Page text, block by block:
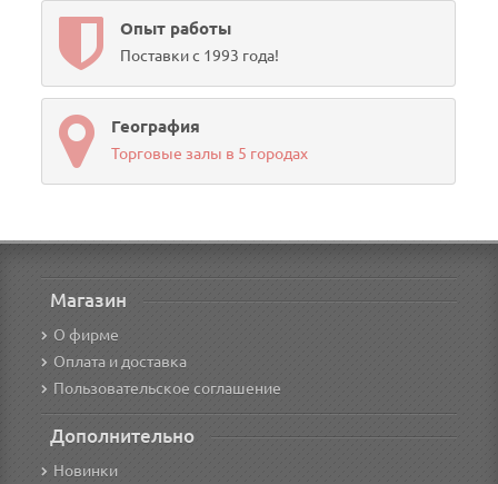
Опыт работы
Поставки с 1993 года!
География
Торговые залы в 5 городах
Магазин
О фирме
Оплата и доставка
Пользовательское соглашение
Дополнительно
Новинки